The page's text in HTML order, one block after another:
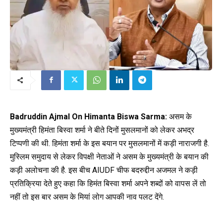
Badruddin Ajmal On Himanta Biswa Sarma: असम के
मुख्यमंत्री हिमंता बिस्वा शर्मा ने बीते दिनों मुसलमानों को लेकर अभद्र
टिप्पणी की थी. हिमंता शर्मा के इस बयान पर मुसलमानों में कड़ी नाराजगी है.
मुस्लिम समुदाय से लेकर विपक्षी नेताओं ने असम के मुख्यमंत्री के बयान की
कड़ी अलोचना की है. इस बीच AIUDF चीफ बदरुद्दीन अजमल ने कड़ी
प्रतिक्रिया देते हुए कहा कि हिमंत बिस्वा शर्मा अपने शब्दों को वापस लें तो
नहीं तो इस बार असम के मियां लोग आपकी नाव पलट देंगे.